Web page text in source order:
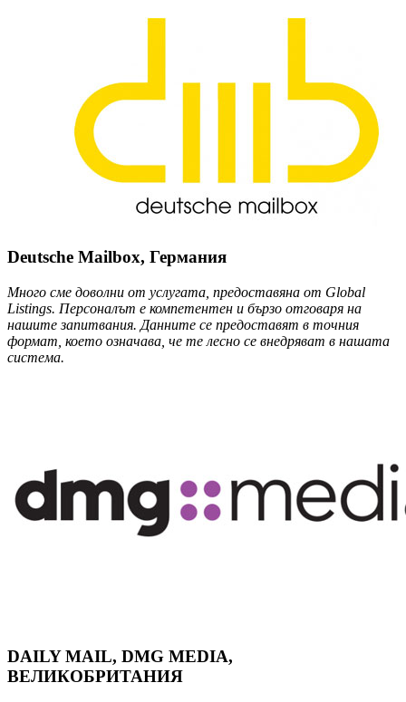
Deutsche Mailbox, Германия
Много сме доволни от услугата, предоставяна от Global
Listings. Персоналът е компетентен и бързо отговаря на
нашите запитвания. Данните се предоставят в точния
формат, което означава, че те лесно се внедряват в нашата
система.
DAILY MAIL, DMG MEDIA,
ВЕЛИКОБРИТАНИЯ